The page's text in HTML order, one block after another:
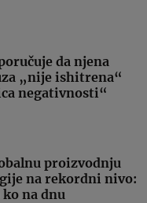
da njena
„nije ishitrena“
negativnosti“
proizvodnju
na rekordni nivo:
na dnu